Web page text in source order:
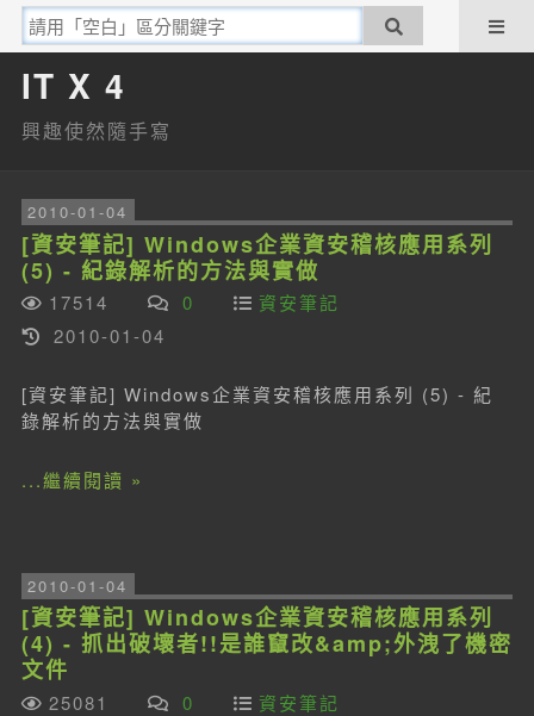
IT X 4
興趣使然隨手寫
2010-01-04
[資安筆記] Windows企業資安稽核應用系列
(5) - 紀錄解析的方法與實做
17514 0
資安筆記
2010-01-04
[資安筆記] Windows企業資安稽核應用系列 (5) - 紀
錄解析的方法與實做
...繼續閱讀 »
2010-01-04
[資安筆記] Windows企業資安稽核應用系列
(4) - 抓出破壞者!!是誰竄改&amp;外洩了機密
文件
25081 0
資安筆記